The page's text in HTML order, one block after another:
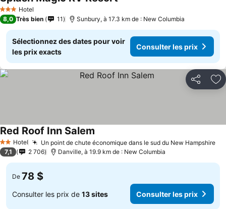
3 ÉtoilesHotel
8,0 Très bien 11 Sunbury, à 17.3 km de : New Columbia
Sélectionnez des dates pour voir
les prix exacts
Consulter les prix
Partager
2 Étoiles
Hotel Un point de chute économique dans le sud du New Hampshire
Red Roof Inn Salem
7,1 2 706 Danville, à 19.9 km de : New Columbia
De 78 $
Consulter les prix de 13 sites Consulter les prix